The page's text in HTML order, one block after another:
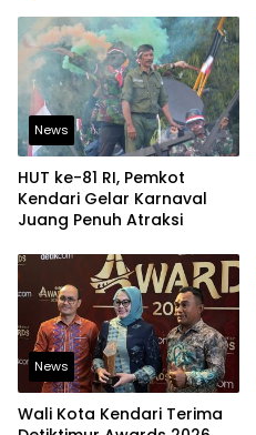
News
HUT ke-81 RI, Pemkot
Kendari Gelar Karnaval
Juang Penuh Atraksi
News
Wali Kota Kendari Terima